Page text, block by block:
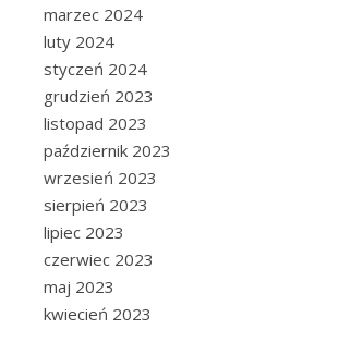
marzec 2024
luty 2024
styczeń 2024
grudzień 2023
listopad 2023
październik 2023
wrzesień 2023
sierpień 2023
lipiec 2023
czerwiec 2023
maj 2023
kwiecień 2023